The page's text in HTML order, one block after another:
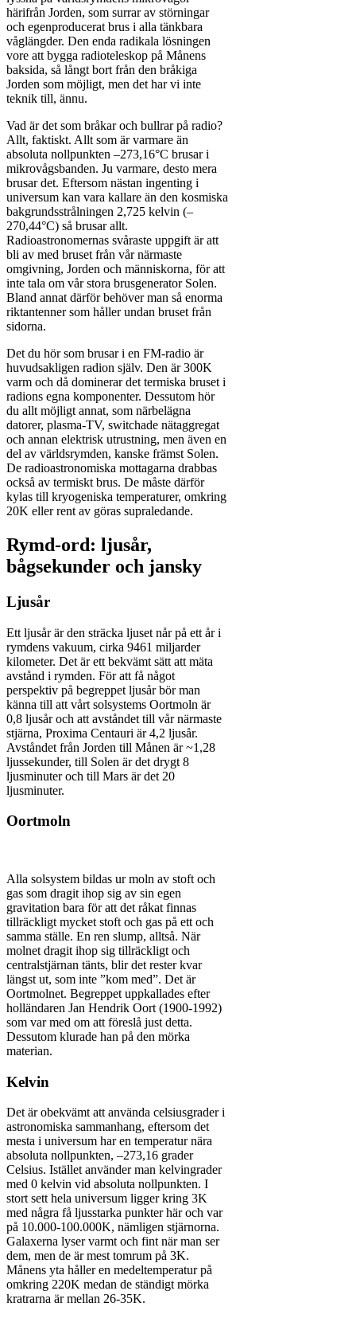
härifrån Jorden, som surrar av störningar
och egenproducerat brus i alla tänkbara
våglängder. Den enda radikala lösningen
vore att bygga radioteleskop på Månens
baksida, så långt bort från den bråkiga
Jorden som möjligt, men det har vi inte
teknik till, ännu.
Vad är det som bråkar och bullrar på radio?
Allt, faktiskt. Allt som är varmare än
absoluta nollpunkten –273,16°C brusar i
mikrovågsbanden. Ju varmare, desto mera
brusar det. Eftersom nästan ingenting i
universum kan vara kallare än den kosmiska
bakgrundsstrålningen 2,725 kelvin (–
270,44°C) så brusar allt.
Radioastronomernas svåraste uppgift är att
bli av med bruset från vår närmaste
omgivning, Jorden och människorna, för att
inte tala om vår stora brusgenerator Solen.
Bland annat därför behöver man så enorma
riktantenner som håller undan bruset från
sidorna.
Det du hör som brusar i en FM-radio är
huvudsakligen radion själv. Den är 300K
varm och då dominerar det termiska bruset i
radions egna komponenter. Dessutom hör
du allt möjligt annat, som närbelägna
datorer, plasma-TV, switchade nätaggregat
och annan elektrisk utrustning, men även en
del av världsrymden, kanske främst Solen.
De radioastronomiska mottagarna drabbas
också av termiskt brus. De måste därför
kylas till kryogeniska temperaturer, omkring
20K eller rent av göras supraledande.
Rymd-ord: ljusår,
bågsekunder och jansky
Ljusår
Ett ljusår är den sträcka ljuset når på ett år i
rymdens vakuum, cirka 9461 miljarder
kilometer. Det är ett bekvämt sätt att mäta
avstånd i rymden. För att få något
perspektiv på begreppet ljusår bör man
känna till att vårt solsystems Oortmoln är
0,8 ljusår och att avståndet till vår närmaste
stjärna, Proxima Centauri är 4,2 ljusår.
Avståndet från Jorden till Månen är ~1,28
ljussekunder, till Solen är det drygt 8
ljusminuter och till Mars är det 20
ljusminuter.
Oortmoln
Alla solsystem bildas ur moln av stoft och
gas som dragit ihop sig av sin egen
gravitation bara för att det råkat finnas
tillräckligt mycket stoft och gas på ett och
samma ställe. En ren slump, alltså. När
molnet dragit ihop sig tillräckligt och
centralstjärnan tänts, blir det rester kvar
längst ut, som inte ”kom med”. Det är
Oortmolnet. Begreppet uppkallades efter
holländaren Jan Hendrik Oort (1900-1992)
som var med om att föreslå just detta.
Dessutom klurade han på den mörka
materian.
Kelvin
Det är obekvämt att använda celsiusgrader i
astronomiska sammanhang, eftersom det
mesta i universum har en temperatur nära
absoluta nollpunkten, –273,16 grader
Celsius. Istället använder man kelvingrader
med 0 kelvin vid absoluta nollpunkten. I
stort sett hela universum ligger kring 3K
med några få ljusstarka punkter här och var
på 10.000-100.000K, nämligen stjärnorna.
Galaxerna lyser varmt och fint när man ser
dem, men de är mest tomrum på 3K.
Månens yta håller en medeltemperatur på
omkring 220K medan de ständigt mörka
kratrarna är mellan 26-35K.